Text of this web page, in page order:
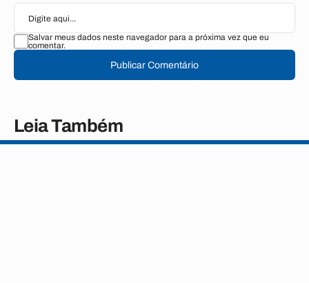
Salvar meus dados neste navegador para a próxima vez que eu
comentar.
Publicar Comentário
Leia Também